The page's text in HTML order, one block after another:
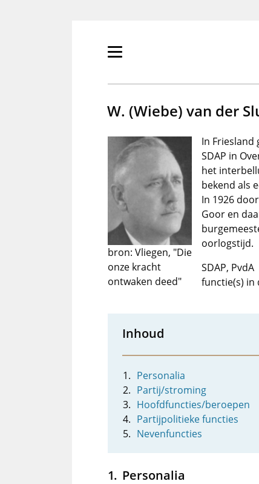
Primair
tonen/verbergen
W. (Wiebe) van der
bron: Vliegen, "Die
onze kracht
ontwaken deed"
In
SDAP in
het
bekend als
In 1926
Goor en
oorlogstijd.
SDAP, PvdA
functie(s) in
Inhoud
Personalia
Partij/stroming
Hoofdfuncties/beroepen
Partijpolitieke functies
Nevenfuncties
Personalia